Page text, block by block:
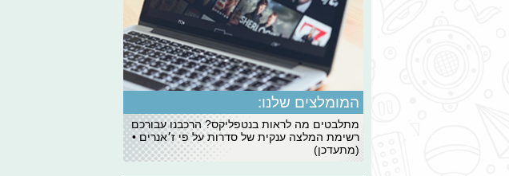
המומלצים שלנו:
מתלבטים מה לראות בנטפליקס? הרכבנו עבורכם
רשימת המלצה ענקית של סדרות על פי ז׳אנרים •
(מתעדכן)